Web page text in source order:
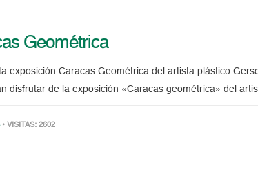
Geométrica
exposición Caracas Geométrica del artista plástico
disfrutar de la exposición «Caracas geométrica» del
• VISITAS: 2602